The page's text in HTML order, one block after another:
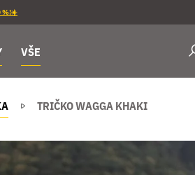
%!☀️
VŠE
TRIČKO WAGGA KHAKI